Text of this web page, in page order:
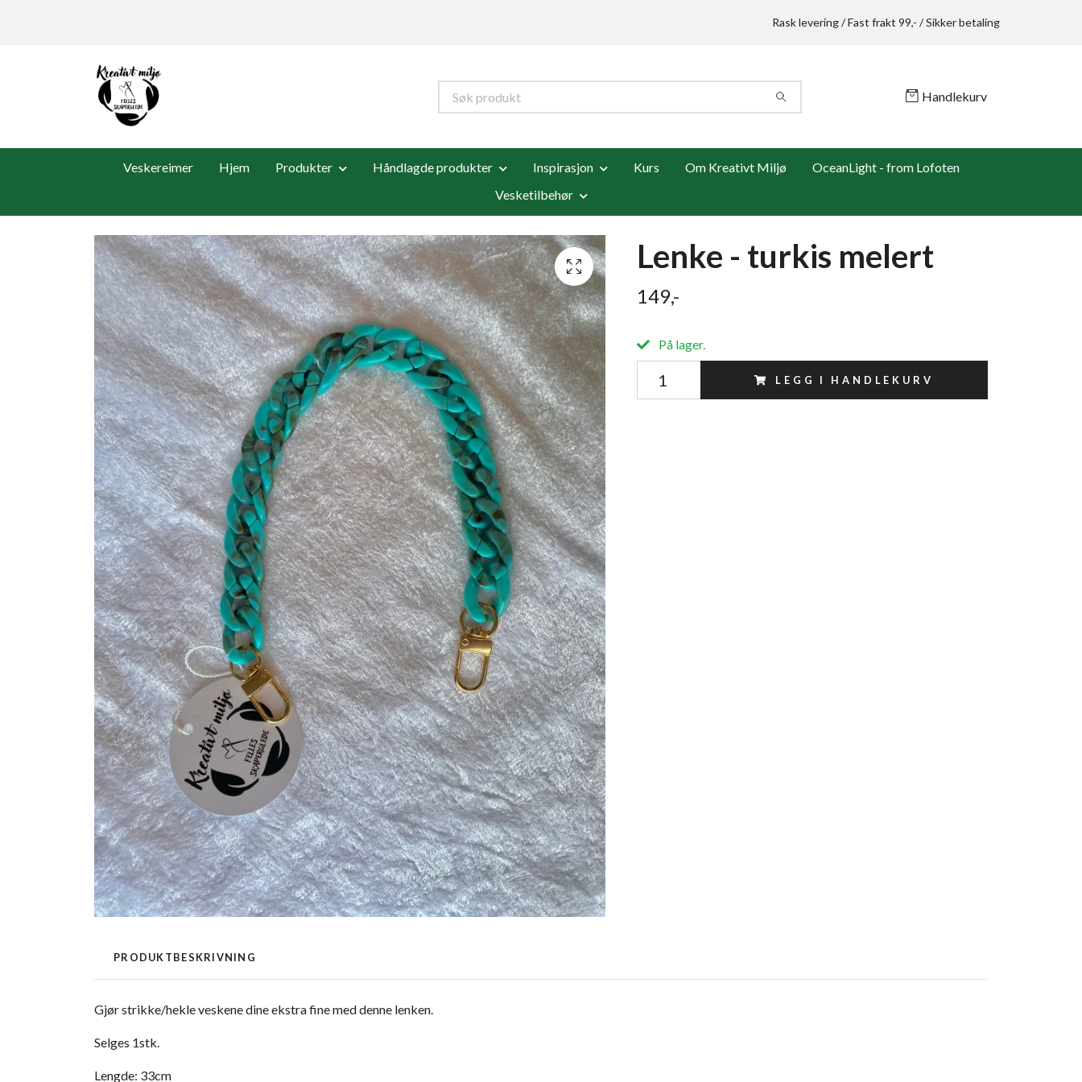
Rask levering / Fast frakt 99,- / Sikker betaling
Handlekurv
Veskereimer Hjem Produkter Håndlagde produkter Inspirasjon Kurs Om Kreativt Miljø
OceanLight - from Lofoten
Vesketilbehør
Lenke - turkis melert
149,-
På lager.
LEGG I HANDLEKURV
PRODUKTBESKRIVNING
Gjør strikke/hekle veskene dine ekstra fine med denne lenken.
Selges 1stk.
Lengde: 33cm